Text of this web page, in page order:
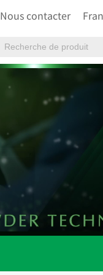
Nous contacter